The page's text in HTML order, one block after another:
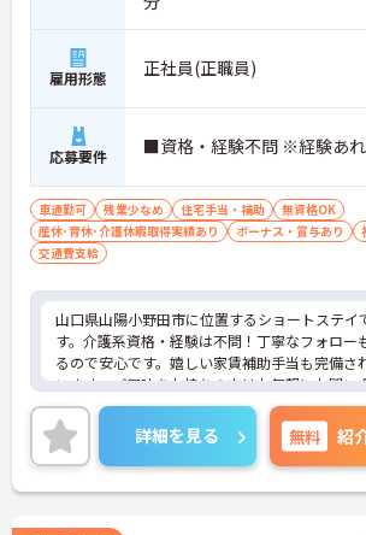
雇用形態 正社員(正職員)
応募要件 ■資格・経験不問 ※経験あ
車通勤可 残業少なめ 住宅手当・補助
無資格OK
産休･育休･介護休暇取得実績あり
ボーナス・賞与あり
交通費支給
山口県山陽小野田市に位置するショートステイ
す。介護系資格・経験は不問！丁寧なフォロー
るので安心です。嬉しい家賃補助手当も完備さ
います。ご興味をお持ちの方はお気軽にお問い
せください。
詳細を見る 無料 紹